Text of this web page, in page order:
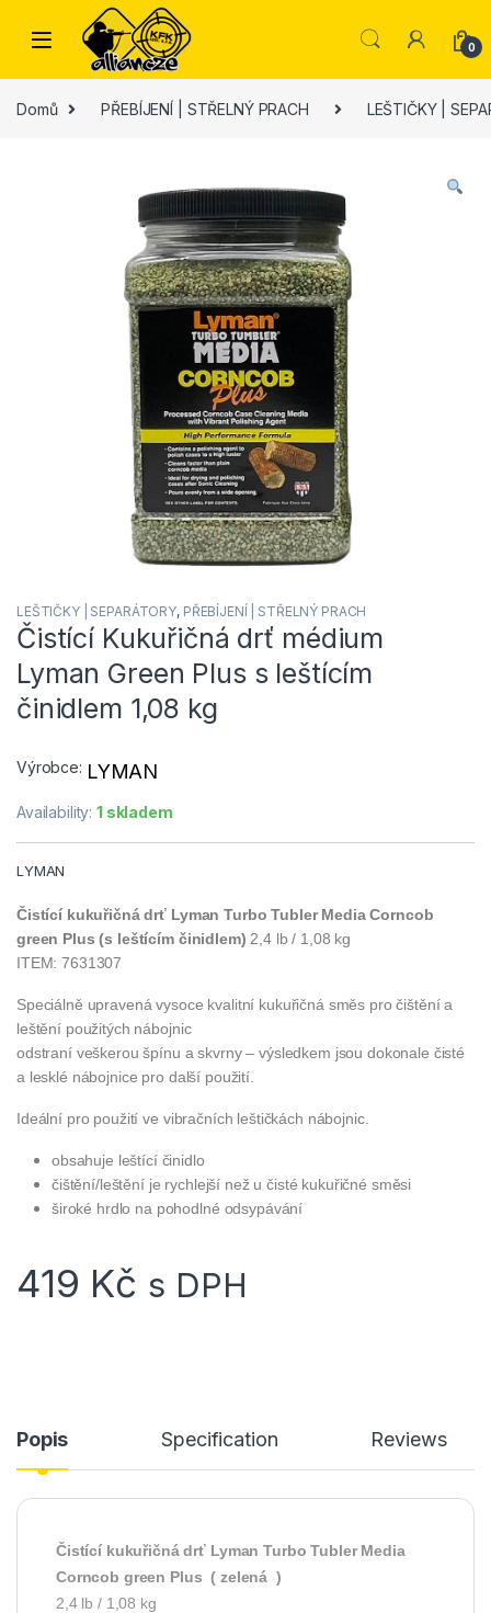
Skip to navigation
Skip to content
0
Domů PŘEBÍJENÍ | STŘELNÝ PRACH LEŠTIČKY |
LEŠTIČKY | SEPARÁTORY, PŘEBÍJENÍ | STŘELNÝ PRACH
Čistící Kukuřičná drť médium
Lyman Green Plus s leštícím
činidlem 1,08 kg
Výrobce: LYMAN
Availability:1 skladem
LYMAN
Čistící kukuřičná drť Lyman Turbo Tubler Media Corncob
green Plus (s leštícím činidlem) 2,4 lb / 1,08 kg
ITEM: 7631307
Speciálně upravená vysoce kvalitní kukuřičná směs pro čištění a
leštění použitých nábojnic
odstraní veškerou špínu a skvrny – výsledkem jsou dokonale čisté
a lesklé nábojnice pro další použití.
Ideální pro použití ve vibračních leštičkách nábojnic.
obsahuje leštící činidlo
čištění/leštění je rychlejší než u čisté kukuřičné směsi
široké hrdlo na pohodlné odsypávání
419 Kč s DPH
Popis Specification Reviews
Čistící kukuřičná drť Lyman Turbo Tubler Media
Corncob green Plus ( zelená )
2,4 lb / 1,08 kg